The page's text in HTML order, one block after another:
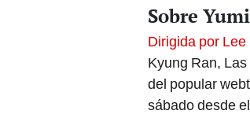
Sobre
Dirigida por Lee
Kyung Ran,
del popular
sábado desde